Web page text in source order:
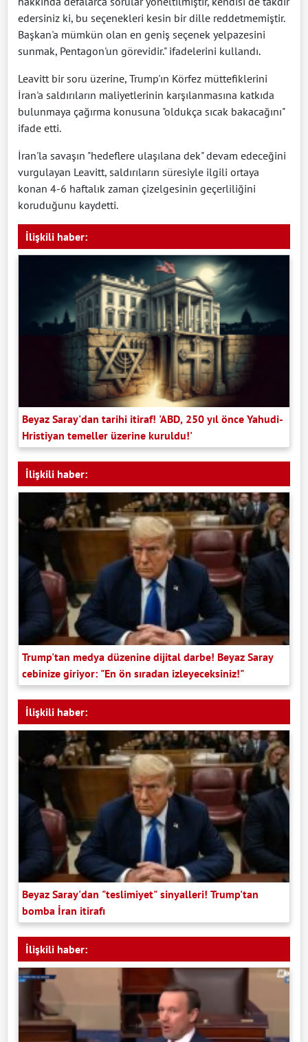
edersiniz ki, bu seçenekleri kesin bir dille reddetmemiştir.
Başkan'a mümkün olan en geniş seçenek yelpazesini
sunmak, Pentagon'un görevidir." ifadelerini kullandı.
Leavitt bir soru üzerine, Trump'ın Körfez müttefiklerini
İran'a saldırıların maliyetlerinin karşılanmasına katkıda
bulunmaya çağırma konusuna "oldukça sıcak bakacağını"
ifade etti.
İran'la savaşın "hedeflere ulaşılana dek" devam edeceğini
vurgulayan Leavitt, saldırıların süresiyle ilgili ortaya
konan 4-6 haftalık zaman çizelgesinin geçerliliğini
koruduğunu kaydetti.
İlişkili haber:
Beyaz Saray'dan tarihi itiraf! 'ABD, 250 yıl önce Yahudi-
Hristiyan temeller üzerine kuruldu!'
İlişkili haber:
Trump'tan medya düzenine dijital darbe! Beyaz Saray
cebinize giriyor: "En ön sıradan izleyeceksiniz!"
İlişkili haber:
Beyaz Saray'dan "teslimiyet" sinyalleri! Trump'tan
bomba İran itirafı
İlişkili haber: